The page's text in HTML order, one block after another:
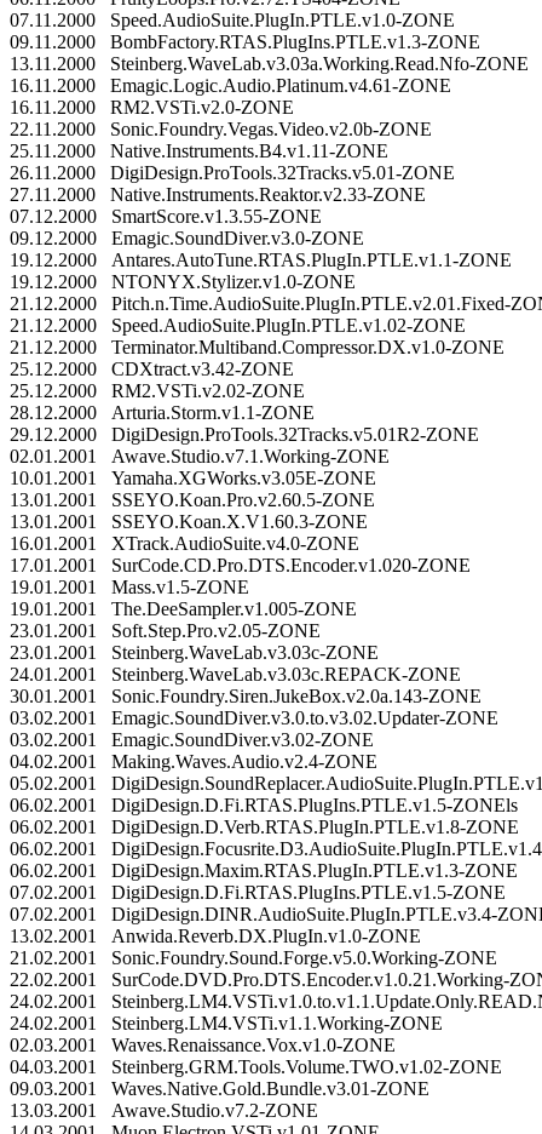
07.11.2000 Speed.AudioSuite.PlugIn.PTLE.v1.0-ZONE
09.11.2000 BombFactory.RTAS.PlugIns.PTLE.v1.3-ZONE
13.11.2000 Steinberg.WaveLab.v3.03a.Working.Read.Nfo-ZONE
16.11.2000 Emagic.Logic.Audio.Platinum.v4.61-ZONE
16.11.2000 RM2.VSTi.v2.0-ZONE
22.11.2000 Sonic.Foundry.Vegas.Video.v2.0b-ZONE
25.11.2000 Native.Instruments.B4.v1.11-ZONE
26.11.2000 DigiDesign.ProTools.32Tracks.v5.01-ZONE
27.11.2000 Native.Instruments.Reaktor.v2.33-ZONE
07.12.2000 SmartScore.v1.3.55-ZONE
09.12.2000 Emagic.SoundDiver.v3.0-ZONE
19.12.2000 Antares.AutoTune.RTAS.PlugIn.PTLE.v1.1-ZONE
19.12.2000 NTONYX.Stylizer.v1.0-ZONE
21.12.2000 Pitch.n.Time.AudioSuite.PlugIn.PTLE.v2.01.Fixed-
21.12.2000 Speed.AudioSuite.PlugIn.PTLE.v1.02-ZONE
21.12.2000 Terminator.Multiband.Compressor.DX.v1.0-ZONE
25.12.2000 CDXtract.v3.42-ZONE
25.12.2000 RM2.VSTi.v2.02-ZONE
28.12.2000 Arturia.Storm.v1.1-ZONE
29.12.2000 DigiDesign.ProTools.32Tracks.v5.01R2-ZONE
02.01.2001 Awave.Studio.v7.1.Working-ZONE
10.01.2001 Yamaha.XGWorks.v3.05E-ZONE
13.01.2001 SSEYO.Koan.Pro.v2.60.5-ZONE
13.01.2001 SSEYO.Koan.X.V1.60.3-ZONE
16.01.2001 XTrack.AudioSuite.v4.0-ZONE
17.01.2001 SurCode.CD.Pro.DTS.Encoder.v1.020-ZONE
19.01.2001 Mass.v1.5-ZONE
19.01.2001 The.DeeSampler.v1.005-ZONE
23.01.2001 Soft.Step.Pro.v2.05-ZONE
23.01.2001 Steinberg.WaveLab.v3.03c-ZONE
24.01.2001 Steinberg.WaveLab.v3.03c.REPACK-ZONE
30.01.2001 Sonic.Foundry.Siren.JukeBox.v2.0a.143-ZONE
03.02.2001 Emagic.SoundDiver.v3.0.to.v3.02.Updater-ZONE
03.02.2001 Emagic.SoundDiver.v3.02-ZONE
04.02.2001 Making.Waves.Audio.v2.4-ZONE
05.02.2001
06.02.2001 DigiDesign.D.Fi.RTAS.PlugIns.PTLE.v1.5-ZONEls
06.02.2001 DigiDesign.D.Verb.RTAS.PlugIn.PTLE.v1.8-ZONE
06.02.2001
06.02.2001 DigiDesign.Maxim.RTAS.PlugIn.PTLE.v1.3-ZONE
07.02.2001 DigiDesign.D.Fi.RTAS.PlugIns.PTLE.v1.5-ZONE
07.02.2001 DigiDesign.DINR.AudioSuite.PlugIn.PTLE.v3.4-
13.02.2001 Anwida.Reverb.DX.PlugIn.v1.0-ZONE
21.02.2001 Sonic.Foundry.Sound.Forge.v5.0.Working-ZONE
22.02.2001 SurCode.DVD.Pro.DTS.Encoder.v1.0.21.Working-
24.02.2001
24.02.2001 Steinberg.LM4.VSTi.v1.1.Working-ZONE
02.03.2001 Waves.Renaissance.Vox.v1.0-ZONE
04.03.2001 Steinberg.GRM.Tools.Volume.TWO.v1.02-ZONE
09.03.2001 Waves.Native.Gold.Bundle.v3.01-ZONE
13.03.2001 Awave.Studio.v7.2-ZONE